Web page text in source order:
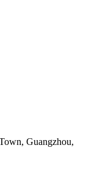
Guangzhou,